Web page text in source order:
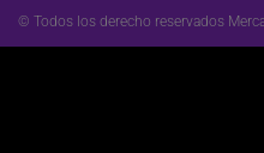
© Todos los derecho reservados